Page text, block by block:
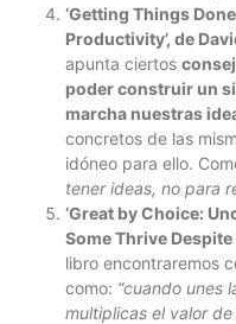
‘Getting Things
Productivity’, de
apunta ciertos
poder construir un
marcha nuestras
concretos de las
idóneo para ello.
tener ideas, no para
‘Great by Choice:
Some Thrive Despite
libro encontraremos
como: “cuando unes
multiplicas el valor